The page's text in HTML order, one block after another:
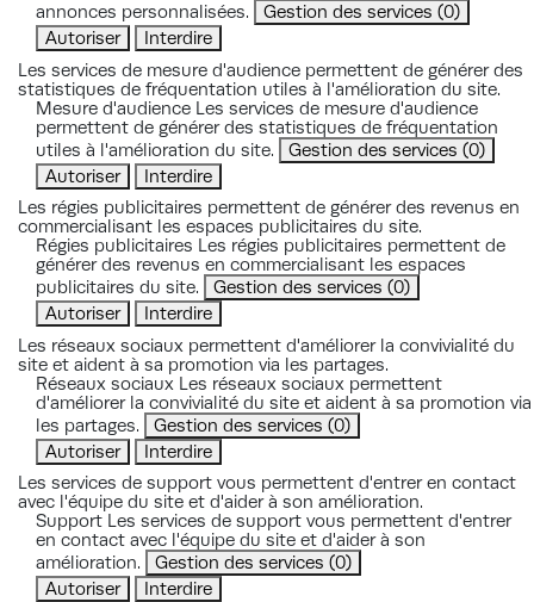
annonces personnalisées.
Gestion des services (0)
Autoriser
Interdire
Les services de mesure d'audience permettent de générer des
statistiques de fréquentation utiles à l'amélioration du site.
Mesure d'audience Les services de mesure d'audience
permettent de générer des statistiques de fréquentation
utiles à l'amélioration du site.
Gestion des services (0)
Autoriser
Interdire
Les régies publicitaires permettent de générer des revenus en
commercialisant les espaces publicitaires du site.
Régies publicitaires
Les régies publicitaires permettent de
générer des revenus en commercialisant les espaces
publicitaires du site.
Gestion des services (0)
Autoriser
Interdire
Les réseaux sociaux permettent d'améliorer la convivialité du
site et aident à sa promotion via les partages.
Réseaux sociaux Les réseaux sociaux permettent
d'améliorer la convivialité du site et aident à sa promotion via
les partages.
Gestion des services (0)
Autoriser
Interdire
Les services de support vous permettent d'entrer en contact
avec l'équipe du site et d'aider à son amélioration.
Support
Les services de support vous permettent d'entrer
en contact avec l'équipe du site et d'aider à son
amélioration.
Gestion des services (0)
Autoriser
Interdire